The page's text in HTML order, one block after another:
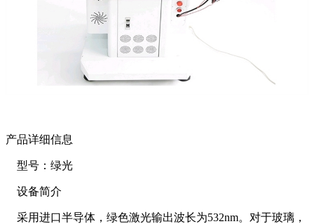
产品详细信息
型号：绿光
设备简介
采用进口半导体，绿色激光输出波长为532nm。对于玻璃，